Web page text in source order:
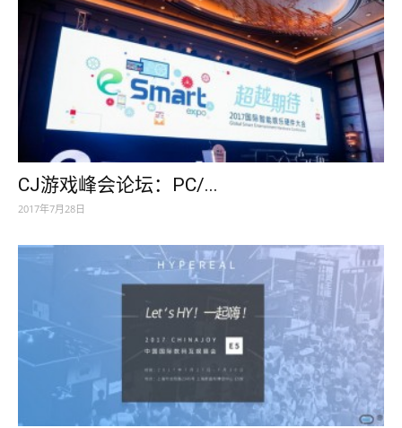
CJ游戏峰会论坛：PC/...
2017年7月28日